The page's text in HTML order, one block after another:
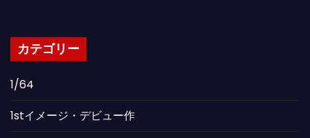
カテゴリー
1/64
1stイメージ・デビュー作